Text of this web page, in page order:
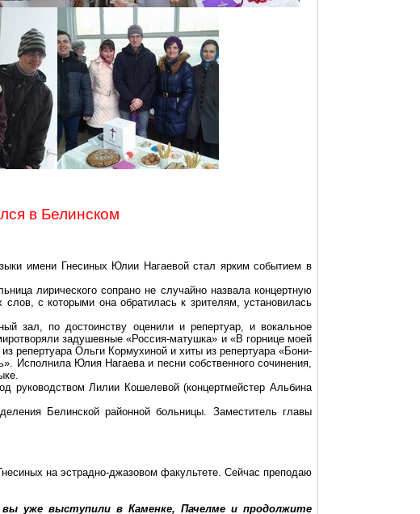
в Белинском
имени Гнесиных Юлии Нагаевой стал ярким событием в
лирического сопрано не случайно назвала концертную
с которыми она обратилась к зрителям, установилась
зал, по достоинству оценили и репертуар, и вокальное
задушевные «Россия-матушка» и «В горнице моей
репертуара Ольги Кормухиной и хиты из репертуара «Бони-
Исполнила Юлия Нагаева и песни собственного сочинения,
Лилии Кошелевой (концертмейстер Альбина
Белинской районной больницы. Заместитель главы
на эстрадно-джазовом факультете. Сейчас преподаю
уже выступили в Каменке, Пачелме и продолжите